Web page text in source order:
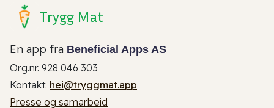
Trygg Mat
En app fra Beneficial Apps AS
Org.nr. 928 046 303
Kontakt: hei@tryggmat.app
Presse og samarbeid